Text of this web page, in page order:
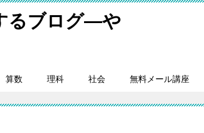
るブログ―や
算数 理科 社会 無料メール講座